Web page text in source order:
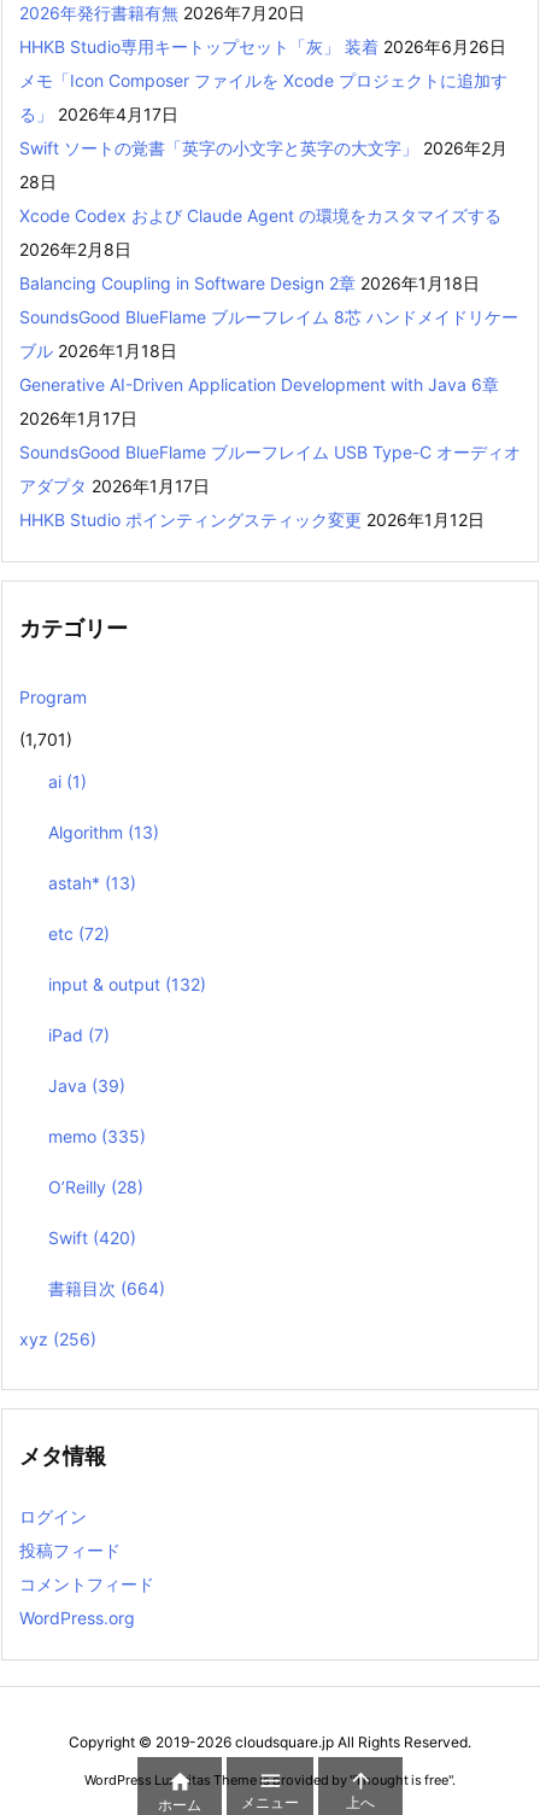
2026年発行書籍有無 2026年7月20日
HHKB Studio専用キートップセット「灰」 装着 2026年6月26日
メモ「Icon Composer ファイルを Xcode プロジェクトに追加す
る」
2026年4月17日
Swift ソートの覚書「英字の小文字と英字の大文字」
2026年2月
28日
Xcode Codex および Claude Agent の環境をカスタマイズする
2026年2月8日
Balancing Coupling in Software Design 2章 2026年1月18日
SoundsGood BlueFlame ブルーフレイム 8芯 ハンドメイドリケー
ブル 2026年1月18日
Generative AI-Driven Application Development with Java 6章
2026年1月17日
SoundsGood BlueFlame ブルーフレイム USB Type-C オーディオ
アダプタ 2026年1月17日
HHKB Studio ポインティングスティック変更 2026年1月12日
カテゴリー
Program
(1,701)
ai (1)
Algorithm (13)
astah* (13)
etc (72)
input & output (132)
iPad (7)
Java (39)
memo (335)
O’Reilly (28)
Swift (420)
書籍目次 (664)
xyz (256)
メタ情報
ログイン
投稿フィード
コメントフィード
WordPress.org
Copyright © 2019-2026 cloudsquare.jp All Rights Reserved.
WordPress Luxeritas Theme is provided by "Thought is free".

ホーム

メニュー

上へ